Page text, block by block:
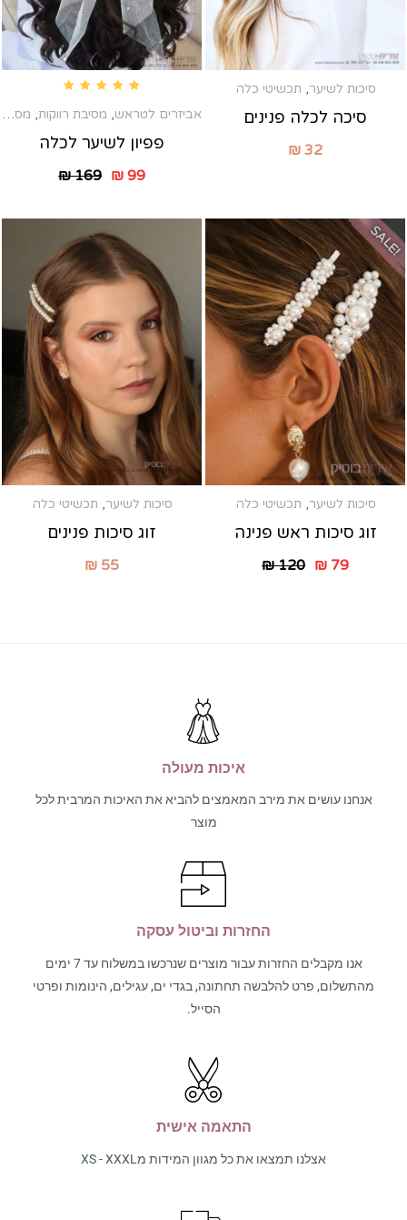
סיכות לשיער, תכשיטי כלה
סיכה לכלה פנינים
₪ 32
אביזרים לטראש, מסיבת רווקות, מסרקיות שיער לכלה
פפיון לשיער לכלה
₪169 ₪99
SALE!
סיכות לשיער, תכשיטי כלה
זוג סיכות ראש פנינה
₪120 ₪79
סיכות לשיער, תכשיטי כלה
זוג סיכות פנינים
₪ 55
איכות מעולה
אנחנו עושים את מירב המאמצים להביא את האיכות המרבית לכל
מוצר
החזרות וביטול עסקה
אנו מקבלים החזרות עבור מוצרים שנרכשו במשלוח עד 7 ימים
מהתשלום, פרט להלבשה תחתונה, בגדי ים, עגילים, הינומות ופרטי
הסייל.
התאמה אישית
אצלנו תמצאו את כל מגוון המידות מXS - XXXL